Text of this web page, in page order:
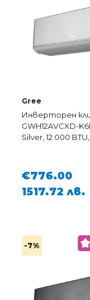
Gree
Инверторен
GWH12AVCXD-
Silver, 12 000
€776.00
1517.72 лв.
-7%